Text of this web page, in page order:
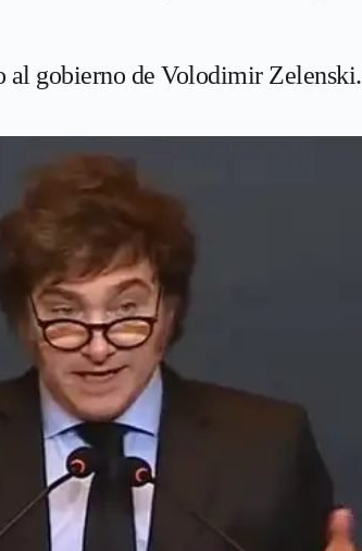
al gobierno de Volodimir Zelenski.